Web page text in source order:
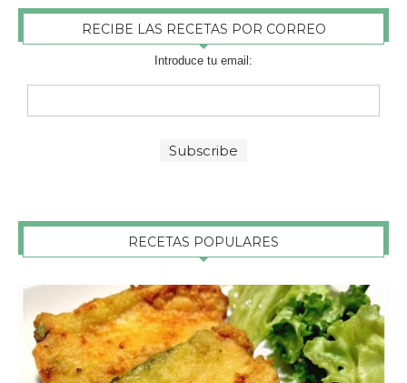
RECIBE LAS RECETAS POR CORREO
Introduce tu email:
RECETAS POPULARES